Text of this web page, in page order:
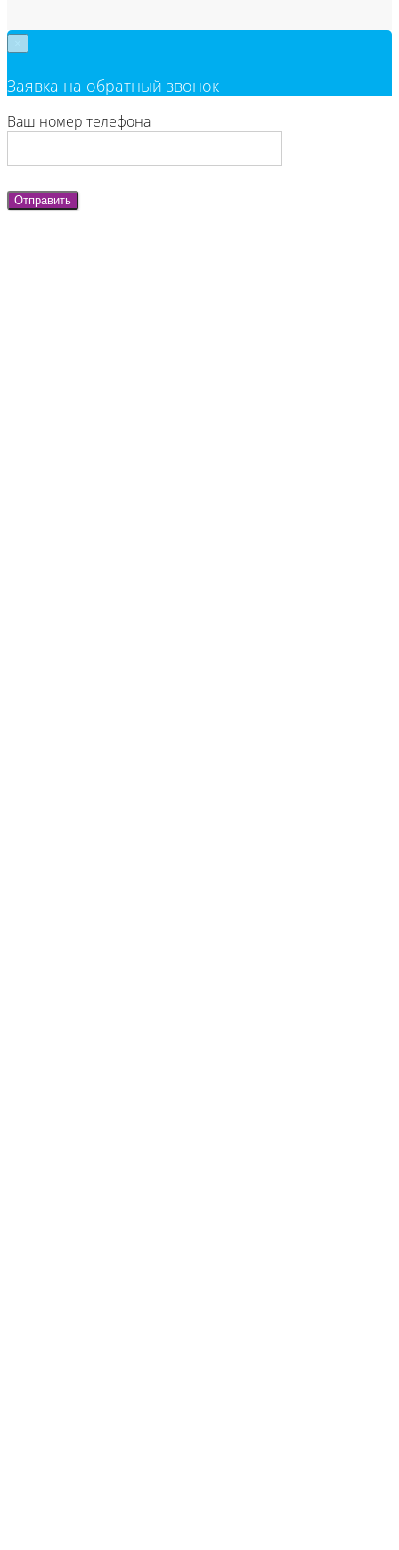
Заявка на обратный звонок
Ваш номер телефона
Отправить